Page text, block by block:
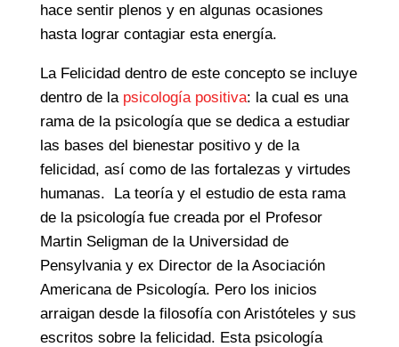
hace sentir plenos y en algunas ocasiones
hasta lograr contagiar esta energía.
La Felicidad dentro de este concepto se incluye
dentro de la psicología positiva: la cual es una
rama de la psicología que se dedica a estudiar
las bases del bienestar positivo y de la
felicidad, así como de las fortalezas y virtudes
humanas. La teoría y el estudio de esta rama
de la psicología fue creada por el Profesor
Martin Seligman de la Universidad de
Pensylvania y ex Director de la Asociación
Americana de Psicología. Pero los inicios
arraigan desde la filosofía con Aristóteles y sus
escritos sobre la felicidad. Esta psicología